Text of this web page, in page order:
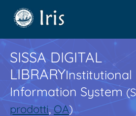
SISSA DIGITAL
LIBRARYInstitutional
Information System
prodotti,OA)